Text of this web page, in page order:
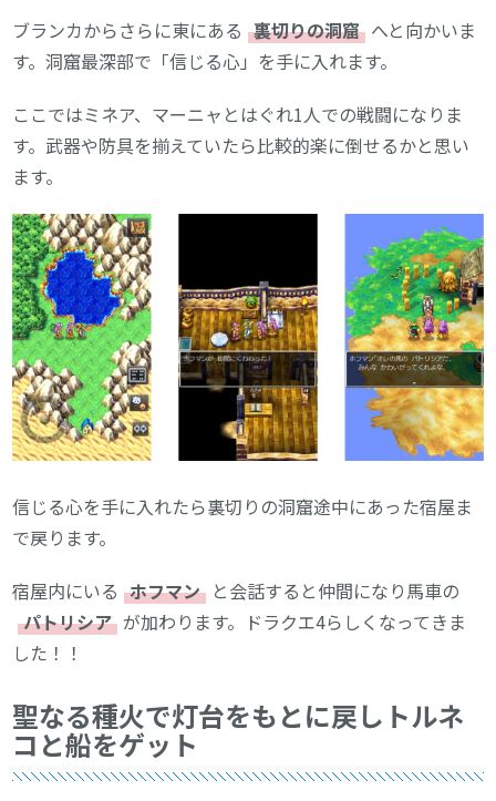
ブランカからさらに東にある 裏切りの洞窟 へと向かいま
す。洞窟最深部で「信じる心」を手に入れます。
ここではミネア、マーニャとはぐれ1人での戦闘になりま
す。武器や防具を揃えていたら比較的楽に倒せるかと思い
ます。
信じる心を手に入れたら裏切りの洞窟途中にあった宿屋ま
で戻ります。
宿屋内にいる ホフマン と会話すると仲間になり馬車の
パトリシア が加わります。ドラクエ4らしくなってきま
した！！
聖なる種火で灯台をもとに戻しトルネ
コと船をゲット